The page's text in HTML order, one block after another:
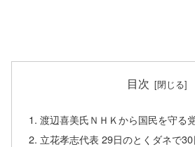
目次
渡辺喜美氏ＮＨＫから国民を守る
立花孝志代表 29日のとくダネで